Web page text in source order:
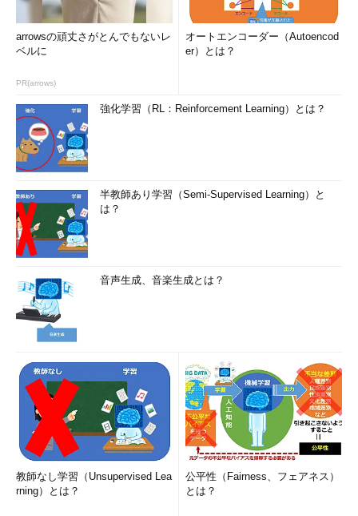
に、「テストをしたのに『テス
トケース漏れ』『組み合わせ漏
れ』を発見できず、バグを検出
現を聞きます。テストにおい
て、網羅は「網羅対象」「網羅
基準」という2つの言葉によって
定義されます。
網羅対象――何を
そのテストにおいて『“何
を”網羅しようとしているか』
の“何を”に当たるもののことで
す。例えば、ある関数において
引数を網羅することがあるかも
しれません。もしくは返り値を
網羅することがあるかもしれま
網羅基準――どのように
そのテストにおいて『何を“ど
のように”網羅しようとしている
か』の“どのように”に当たるも
ののことです。全てを網羅する
ことは非常に難しいので、多く
の場合はなんらかの網羅基準を
arrowsの頑丈さがとんでもないレ
ベルに
PR(arrows)
オートエンコーダー（Autoencod
er）とは？
強化学習（RL：Reinforcement Learning）とは？
半教師あり学習（Semi-Supervised Learning）と
は？
音声生成、音楽生成とは？
教師なし学習（Unsupervised Lea
rning）とは？
公平性（Fairness、フェアネス）
とは？